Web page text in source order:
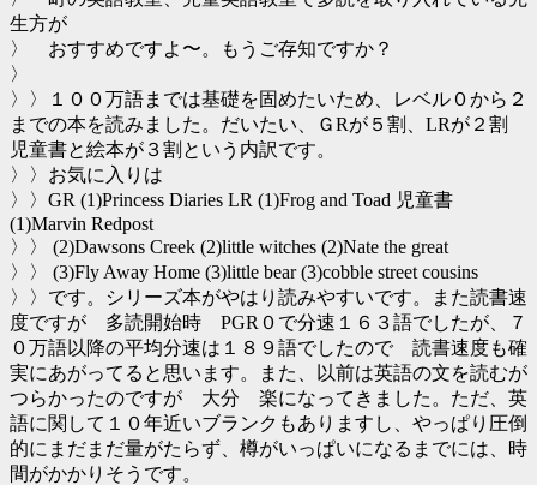
生方が
〉 おすすめですよ〜。もうご存知ですか？
〉
〉〉１００万語までは基礎を固めたいため、レベル０から２
までの本を読みました。だいたい、ＧRが５割、LRが２割
児童書と絵本が３割という内訳です。
〉〉お気に入りは
〉〉GR (1)Princess Diaries LR (1)Frog and Toad 児童書
(1)Marvin Redpost
〉〉 (2)Dawsons Creek (2)little witches (2)Nate the great
〉〉 (3)Fly Away Home (3)little bear (3)cobble street cousins
〉〉です。シリーズ本がやはり読みやすいです。また読書速
度ですが 多読開始時 PGR０で分速１６３語でしたが、７
０万語以降の平均分速は１８９語でしたので 読書速度も確
実にあがってると思います。また、以前は英語の文を読むが
つらかったのですが 大分 楽になってきました。ただ、英
語に関して１０年近いブランクもありますし、やっぱり圧倒
的にまだまだ量がたらず、樽がいっぱいになるまでには、時
間がかかりそうです。